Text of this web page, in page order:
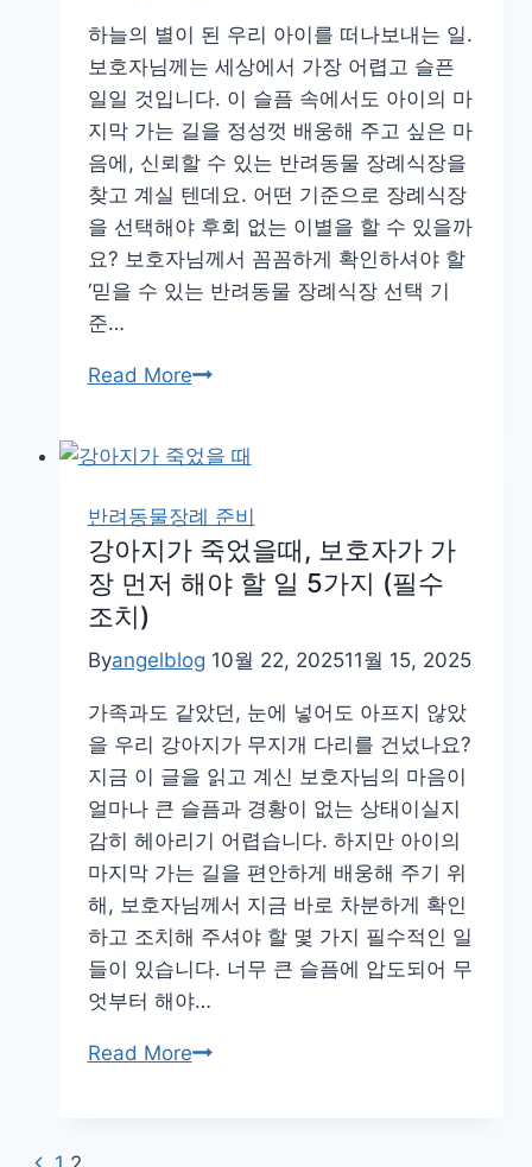
하늘의 별이 된 우리 아이를 떠나보내는 일.
보호자님께는 세상에서 가장 어렵고 슬픈
일일 것입니다. 이 슬픔 속에서도 아이의 마
지막 가는 길을 정성껏 배웅해 주고 싶은 마
음에, 신뢰할 수 있는 반려동물 장례식장을
찾고 계실 텐데요. 어떤 기준으로 장례식장
을 선택해야 후회 없는 이별을 할 수 있을까
요? 보호자님께서 꼼꼼하게 확인하셔야 할
‘믿을 수 있는 반려동물 장례식장 선택 기
준…
Read More믿
있
반
려
동
장
식
장
고
르
는
기
준
6
가
지
(후
반려동물장례 준비
강아지가 죽었을때, 보호자가 가
장 먼저 해야 할 일 5가지 (필수
조치)
Byangelblog 10월 22, 202511월 15, 2025
가족과도 같았던, 눈에 넣어도 아프지 않았
을 우리 강아지가 무지개 다리를 건넜나요?
지금 이 글을 읽고 계신 보호자님의 마음이
얼마나 큰 슬픔과 경황이 없는 상태이실지
감히 헤아리기 어렵습니다. 하지만 아이의
마지막 가는 길을 편안하게 배웅해 주기 위
해, 보호자님께서 지금 바로 차분하게 확인
하고 조치해 주셔야 할 몇 가지 필수적인 일
들이 있습니다. 너무 큰 슬픔에 압도되어 무
엇부터 해야…
Read More강